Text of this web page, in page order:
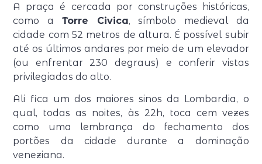
A praça é cercada por construções históricas,
como a Torre Civica, símbolo medieval da
cidade com 52 metros de altura. É possível subir
até os últimos andares por meio de um elevador
(ou enfrentar 230 degraus) e conferir vistas
privilegiadas do alto.
Ali fica um dos maiores sinos da Lombardia, o
qual, todas as noites, às 22h, toca cem vezes
como uma lembrança do fechamento dos
portões da cidade durante a dominação
veneziana.